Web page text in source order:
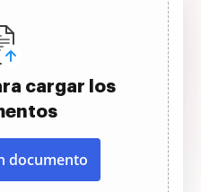
cargar los
documento